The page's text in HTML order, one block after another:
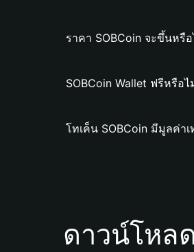
ราคา SOBCoin จะขึ้นหรื
SOBCoin Wallet ฟรีหรือไ
โทเค็น SOBCoin มีมูลค่าเ
ดาวน์โหล